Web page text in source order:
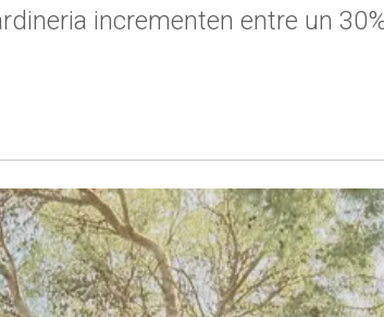
incrementen entre un